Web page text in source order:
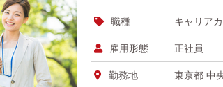
職種 キャリア
雇用形態 正社員
勤務地 東京都 中